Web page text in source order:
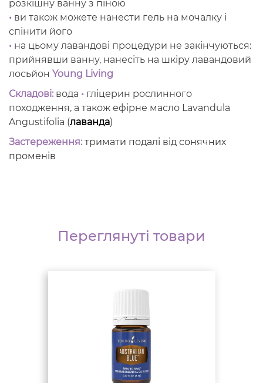
розкішну ванну з піною
• ви також можете нанести гель на мочалку і
спінити його
• на цьому лавандові процедури не закінчуються:
прийнявши ванну, нанесіть на шкіру лавандовий
лосьйон Young Living
Складові: вода • гліцерин рослинного
походження, а також ефірне масло Lavandula
Angustifolia (лаванда)
Застереження: тримати подалі від сонячних
променів
Переглянуті товари